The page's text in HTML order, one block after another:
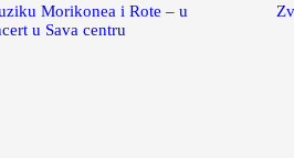
Morikonea i Rote – u
u Sava centru